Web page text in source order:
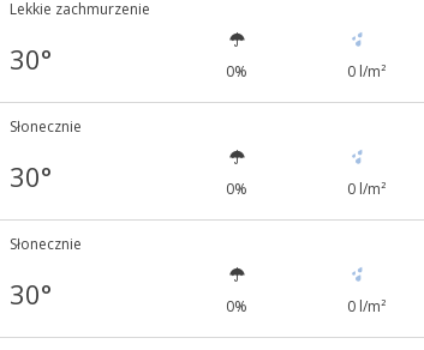
Lekkie zachmurzenie
30° 0% 0 l/m²
Słonecznie
30° 0% 0 l/m²
Słonecznie
30° 0% 0 l/m²